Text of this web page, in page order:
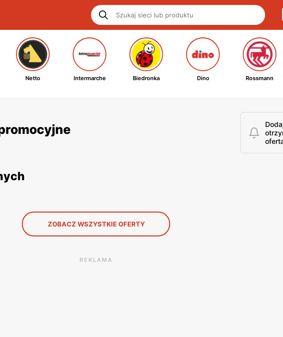
Netto Intermarche Biedronka Dino Rossmann
ZOBACZ WSZYSTKIE OFERTY
REKLAMA